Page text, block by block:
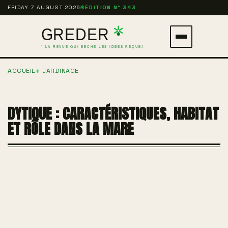
Aller
FRIDAY 7 AUGUST 2026❋ÉDITION N° 343
le
ACCUEIL JARDINAGE
DYTIQUE : CARACTÉRISTIQUES, HABITAT
ET RÔLE DANS LA MARE